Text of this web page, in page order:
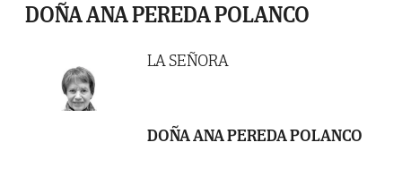
DOÑA ANA PEREDA POLANCO
LA SEÑORA
DOÑA ANA PEREDA POLANCO